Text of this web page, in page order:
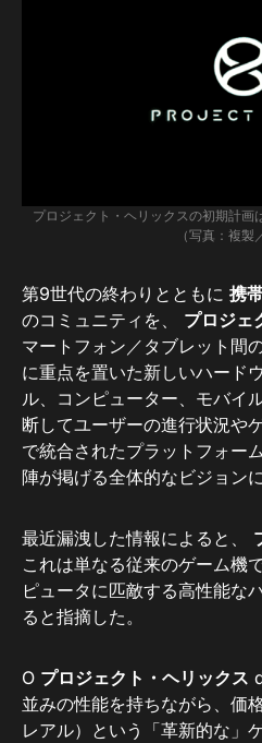
プロジェクト・ヘリックスの初期計
（写真：複製
第9世代の終わりとともに 携
のコミュニティを、 プロジェ
マートフォン／タブレット間
に重点を置いた新しいハード
ル、コンピューター、モバイ
断してユーザーの進行状況や
で統合されたプラットフォー
陣が掲げる全体的なビジョン
最近漏洩した情報によると、
これは単なる従来のゲーム機
ピュータに匹敵する高性能な
ると指摘した。
O プロジェクト・ヘリックス
並みの性能を持ちながら、価
レアル）という「革新的な」